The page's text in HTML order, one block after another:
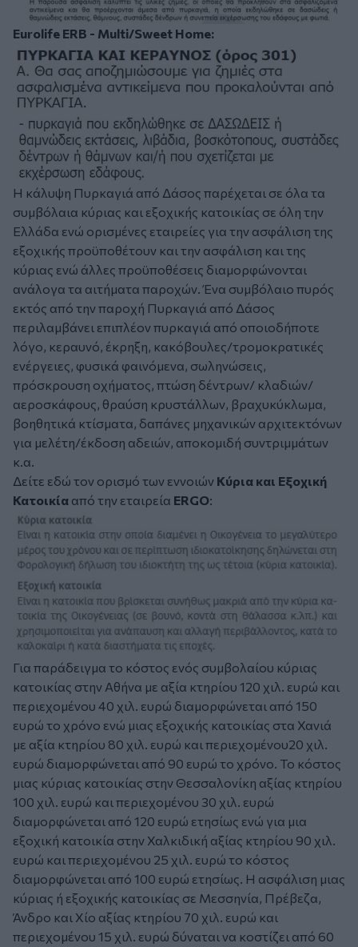
Eurolife ERB - Multi/Sweet Home:
Η κάλυψη Πυρκαγιά από Δάσος παρέχεται σε όλα τα
συμβόλαια κύριας και εξοχικής κατοικίας σε όλη την
Ελλάδα ενώ ορισμένες εταιρείες για την ασφάλιση της
εξοχικής προϋποθέτουν και την ασφάλιση και της
κύριας ενώ άλλες προϋποθέσεις διαμορφώνονται
ανάλογα τα αιτήματα παροχών. Ένα συμβόλαιο πυρός
εκτός από την παροχή Πυρκαγιά από Δάσος
περιλαμβάνει επιπλέον πυρκαγιά από οποιοδήποτε
λόγο, κεραυνό, έκρηξη, κακόβουλες/τρομοκρατικές
ενέργειες, φυσικά φαινόμενα, σωληνώσεις,
πρόσκρουση οχήματος, πτώση δέντρων/ κλαδιών/
αεροσκάφους, θραύση κρυστάλλων, βραχυκύκλωμα,
βοηθητικά κτίσματα, δαπάνες μηχανικών αρχιτεκτόνων
για μελέτη/έκδοση αδειών, αποκομιδή συντριμμάτων
κ.α.
Δείτε εδώ τον ορισμό των εννοιών Κύρια και Εξοχική
Κατοικία από την εταιρεία ERGO:
Για παράδειγμα το κόστος ενός συμβολαίου κύριας
κατοικίας στην Αθήνα με αξία κτηρίου 120 χιλ. ευρώ και
περιεχομένου 40 χιλ. ευρώ διαμορφώνεται από 150
ευρώ το χρόνο ενώ μιας εξοχικής κατοικίας στα Χανιά
με αξία κτηρίου 80 χιλ. ευρώ και περιεχομένου20 χιλ.
ευρώ διαμορφώνεται από 90 ευρώ το χρόνο. Το κόστος
μιας κύριας κατοικίας στην Θεσσαλονίκη αξίας κτηρίου
100 χιλ. ευρώ και περιεχομένου 30 χιλ. ευρώ
διαμορφώνεται από 120 ευρώ ετησίως ενώ για μια
εξοχική κατοικία στην Χαλκιδική αξίας κτηρίου 90 χιλ.
ευρώ και περιεχομένου 25 χιλ. ευρώ το κόστος
διαμορφώνεται από 100 ευρώ ετησίως. Η ασφάλιση μιας
κύριας ή εξοχικής κατοικίας σε Μεσσηνία, Πρέβεζα,
Άνδρο και Χίο αξίας κτηρίου 70 χιλ. ευρώ και
περιεχομένου 15 χιλ. ευρώ δύναται να κοστίζει από 60